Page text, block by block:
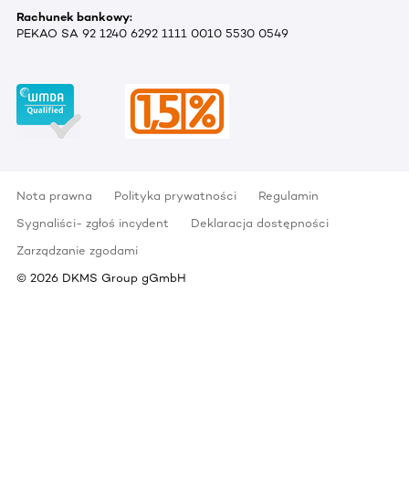
Rachunek bankowy:
PEKAO SA 92 1240 6292 1111 0010 5530 0549
Nota prawna Polityka prywatności
Regulamin
Sygnaliści- zgłoś incydent
Deklaracja dostępności
Zarządzanie zgodami
© 2026 DKMS Group gGmbH